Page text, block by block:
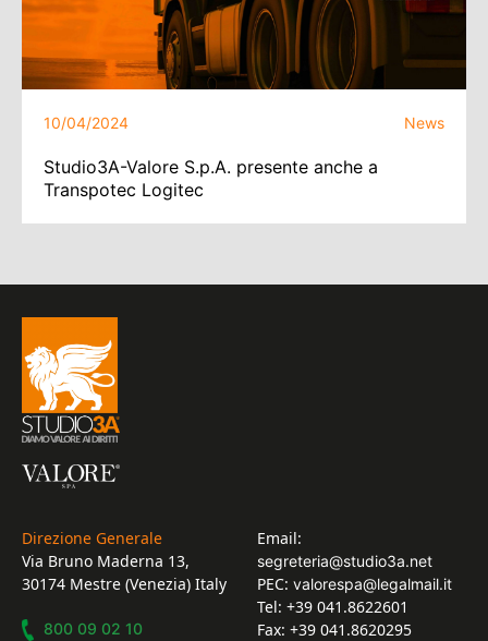
10/04/2024 News
Studio3A-Valore S.p.A. presente anche a
Transpotec Logitec
Direzione Generale
Via Bruno Maderna 13,
30174 Mestre (Venezia) Italy
800 09 02 10
Email:
segreteria@studio3a.net
PEC: valorespa@legalmail.it
Tel: +39 041.8622601
Fax: +39 041.8620295